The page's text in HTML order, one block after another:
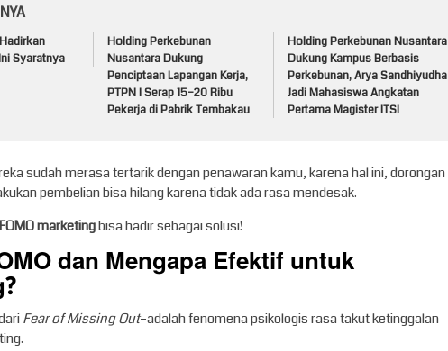
Syaratnya
Holding Perkebunan
Nusantara Dukung
Penciptaan Lapangan Kerja,
PTPN I Serap 15–20 Ribu
Pekerja di Pabrik Tembakau
Holding Perkebunan Nusantara
Dukung Kampus Berbasis
Perkebunan, Arya Sandhiyudha
Jadi Mahasiswa Angkatan
Pertama Magister ITSI
sudah merasa tertarik dengan penawaran kamu, karena hal ini, dorongan
pembelian bisa hilang karena tidak ada rasa mendesak.
FOMO marketingbisa hadir sebagai solusi!
dan Mengapa Efektif untuk
Fear of Missing Out–adalah fenomena psikologis rasa takut ketinggalan